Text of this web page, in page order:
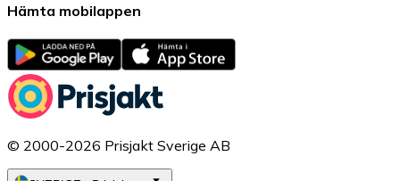
Hämta mobilappen
© 2000-2026 Prisjakt Sverige AB